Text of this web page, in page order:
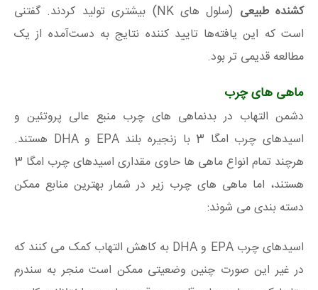
کشنده طبیعی
(سلول های NK) بیشتری تولید کردند. گفتنی
است که این یافته‌ها تایید کننده نتایج به دست‌آمده از یک
مطالعه قدیمی تر بود.
ماهی های چرب
دشمن التهاب در بدنماهی های چرب منبع عالی پروتئین و
اسیدهای چرب امگا 3 با زنجیره بلند EPA و DHA هستند.
هرچند تمام انواع ماهی ها حاوی مقداری اسیدهای چرب امگا 3
هستند، اما ماهی های چرب زیر در شمار بهترین منابع ممکن
دسته بندی می شوند:
اسیدهای چرب EPA و DHA به کاهش التهاب کمک می کنند که
در غیر این صورت چنین وضعیتی ممکن است منجر به سندرم